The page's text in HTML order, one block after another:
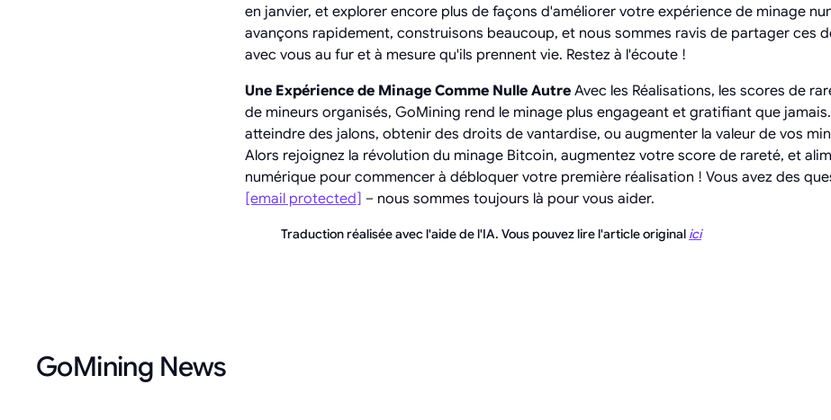
en janvier, et explorer encore plus de façons d'améliorer votre expérience de minage
avançons rapidement, construisons beaucoup, et nous sommes ravis de partager ces
avec vous au fur et à mesure qu'ils prennent vie. Restez à l'écoute !
Une Expérience de Minage Comme Nulle Autre Avec les Réalisations, les scores de
de mineurs organisés, GoMining rend le minage plus engageant et gratifiant que
atteindre des jalons, obtenir des droits de vantardise, ou augmenter la valeur de vos
Alors rejoignez la révolution du minage Bitcoin, augmentez votre score de rareté, et
numérique pour commencer à débloquer votre première réalisation ! Vous avez des
[email protected] – nous sommes toujours là pour vous aider.
Traduction réalisée avec l'aide de l'IA. Vous pouvez lire l'article original ici
GoMining News